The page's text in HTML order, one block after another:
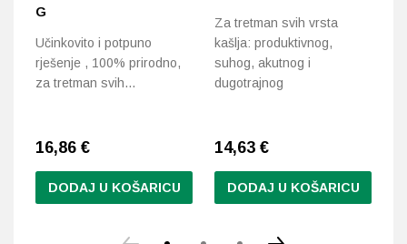
G
Učinkovito i potpuno
rješenje , 100% prirodno,
za tretman svih…
16,86 €
DODAJ U KOŠARICU
Za tretman svih vrsta
kašlja: produktivnog,
suhog, akutnog i
dugotrajnog
14,63 €
DODAJ U KOŠARICU